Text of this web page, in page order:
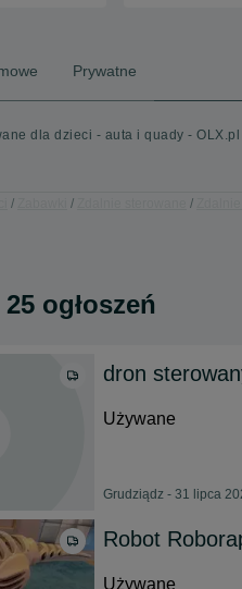
Prywatne
dla dzieci - auta i quady - OLX.pl
ogłoszeń
dron
Używane
Grudziądz - 31 lipca
Robot
Używane